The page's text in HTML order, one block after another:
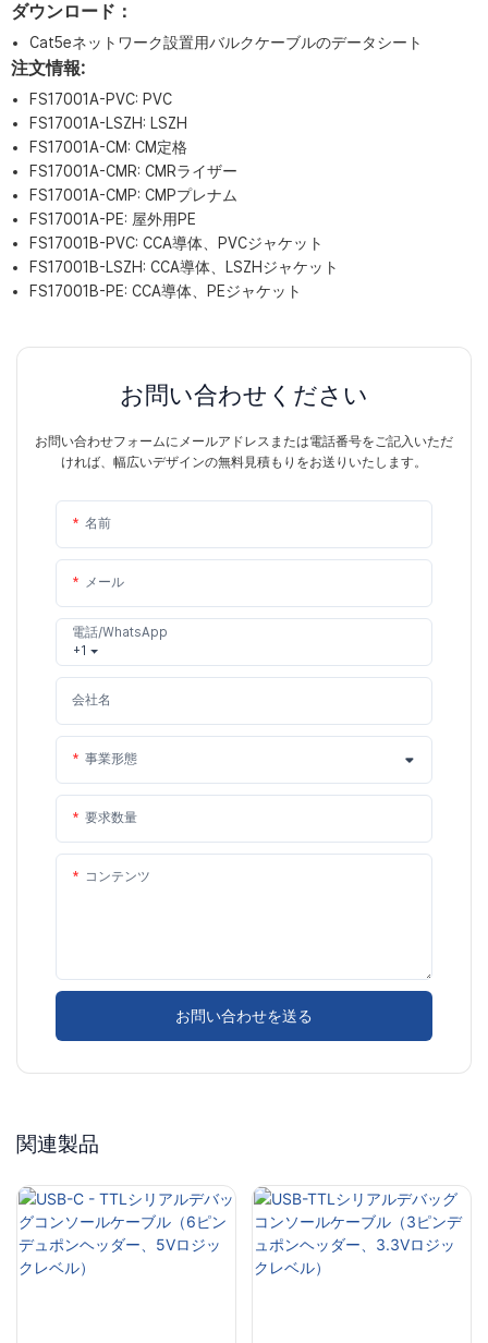
ダウンロード：
Cat5eネットワーク設置用バルクケーブルのデータシート
注文情報:
FS17001A-PVC: PVC
FS17001A-LSZH: LSZH
FS17001A-CM: CM定格
FS17001A-CMR: CMRライザー
FS17001A-CMP: CMPプレナム
FS17001A-PE: 屋外用PE
FS17001B-PVC: CCA導体、PVCジャケット
FS17001B-LSZH: CCA導体、LSZHジャケット
FS17001B-PE: CCA導体、PEジャケット
お問い合わせください
お問い合わせフォームにメールアドレスまたは電話番号をご記入いただ
ければ、幅広いデザインの無料見積もりをお送りいたします。
名前
メール
+1
電話/WhatsApp
会社名
事業形態
要求数量
コンテンツ
お問い合わせを送る
関連製品